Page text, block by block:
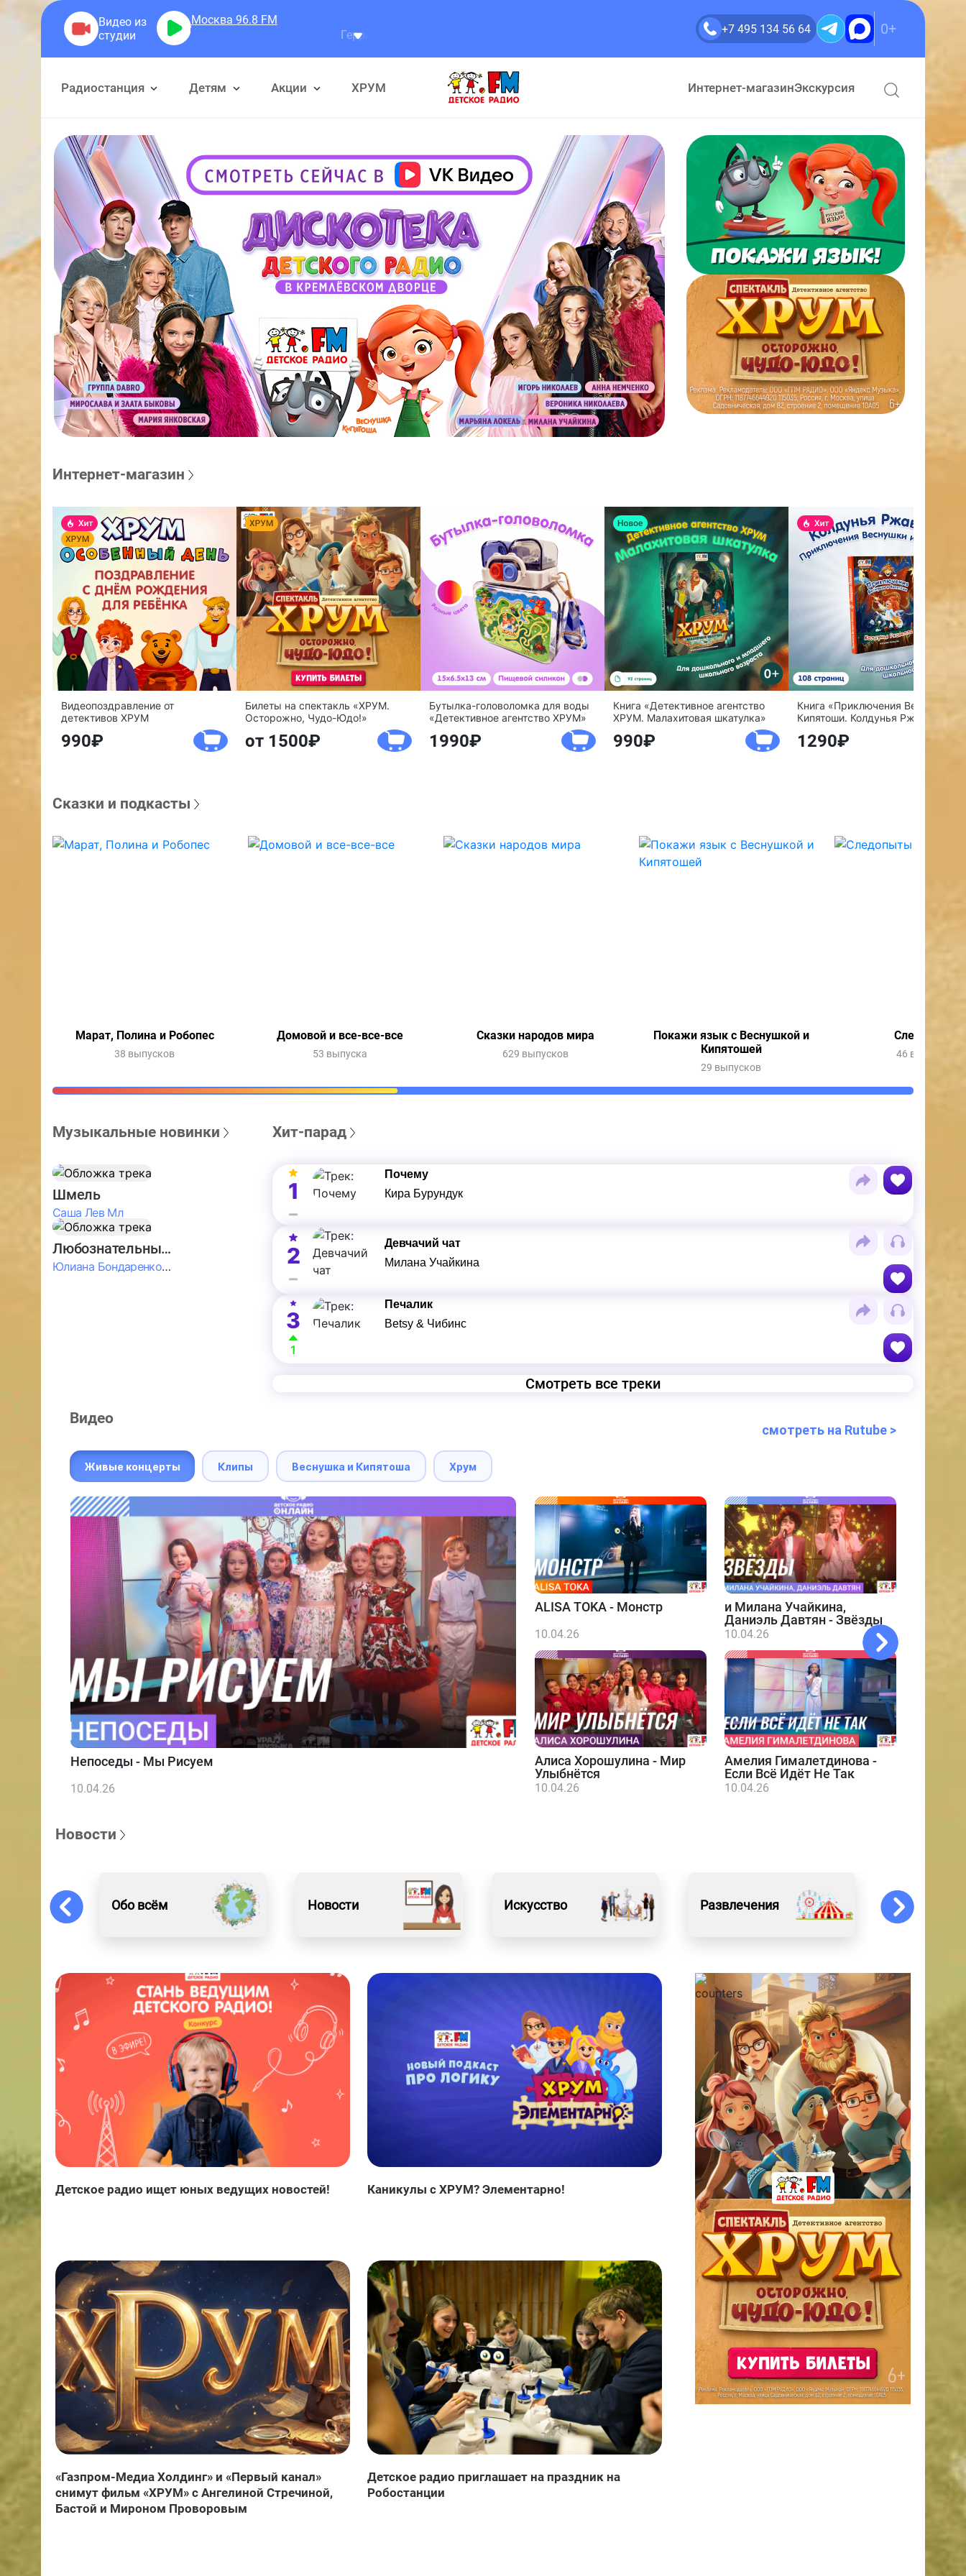
Москва 96.8 FM
Разговоры +7 495 134 56 64 0+
Радиостанция Детям Акции ХРУМ Интернет-магазинЭкскурсия
Интернет-магазин
Видеопоздравление от
детективов ХРУМ
990
Билеты на спектакль «ХРУМ.
Осторожно, Чудо-Юдо!»
от 1500
Бутылка-головоломка для воды
«Детективное агентство ХРУМ»
1990
Книга «Детективное агентство
ХРУМ. Малахитовая шкатулка»
990
Книга «Приключения Веснушки и
Кипятоши. Колдунья Ржавелла»
1290
Сказки и подкасты
Марат, Полина и Робопес
38 выпусков
Домовой и все-все-все
53 выпуска
Сказки народов мира
629 выпусков
Покажи язык с Веснушкой и
Кипятошей
29 выпусков
Следопыты
46 выпусков
Музыкальные новинки
Шмель
Саша Лев Мл
Любознательные Дети
Юлиана Бондаренко & Амелия Колпакова & Егор Егоров & Валерия Шевченко & Ксюша Косичкина
Хит-парад
1
Почему
Кира Бурундук
2
Девчачий чат
Милана Учайкина
3
1
Печалик
Betsy & Чибинс
Смотреть все треки
Видео
смотреть на Rutube >
Живые концерты Клипы Веснушка и Кипятоша Хрум
Непоседы - Мы Рисуем
10.04.26
ALISA TOKA - Монстр
10.04.26
и Милана Учайкина,
Даниэль Давтян - Звёзды
10.04.26
Алиса Хорошулина - Мир
Улыбнётся
10.04.26
Амелия Гималетдинова -
Если Всё Идёт Не Так
10.04.26
Новости
Обо всём Новости Искусство Развлечения
Детское радио ищет юных ведущих новостей! Каникулы с ХРУМ? Элементарно!
«Газпром-Медиа Холдинг» и «Первый канал»
снимут фильм «ХРУМ» с Ангелиной Стречиной,
Бастой и Мироном Проворовым
Детское радио приглашает на праздник на
Робостанции